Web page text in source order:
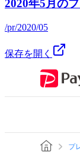
2020年5月の
/pr/2020/05
保存を開く